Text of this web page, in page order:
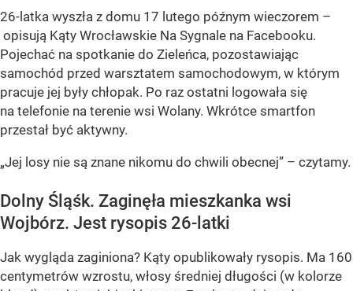
26-latka wyszła z domu 17 lutego późnym wieczorem –
opisują Kąty Wrocławskie Na Sygnale na Facebooku.
Pojechać na spotkanie do Zieleńca, pozostawiając
samochód przed warsztatem samochodowym, w którym
pracuje jej były chłopak. Po raz ostatni logowała się
na telefonie na terenie wsi Wolany. Wkrótce smartfon
przestał być aktywny.
„Jej losy nie są znane nikomu do chwili obecnej” – czytamy.
Dolny Śląśk. Zaginęła mieszkanka wsi
Wojbórz. Jest rysopis 26-latki
Jak wygląda zaginiona? Kąty opublikowały rysopis. Ma 160
centymetrów wzrostu, włosy średniej długości (w kolorze